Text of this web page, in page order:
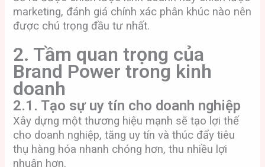
marketing, đánh giá chính xác phân khúc nào nên
được chú trọng đầu tư nhất.
2. Tầm quan trọng của
Brand Power trong kinh
doanh
2.1. Tạo sự uy tín cho doanh nghiệp
Xây dựng một thương hiệu mạnh sẽ tạo lợi thế
cho doanh nghiệp, tăng uy tín và thúc đẩy tiêu
thụ hàng hóa nhanh chóng hơn, thu nhiều lợi
nhuận hơn.